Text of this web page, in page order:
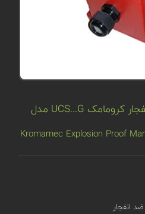
شستی اعلام حریق ضد انفجار کرومامک UCS...G مدل
Kromamec Explosion Proof
انفجار